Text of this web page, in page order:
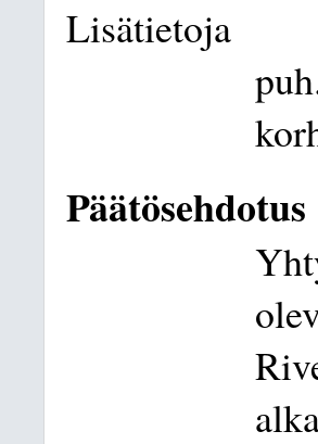
Lisätietoja
Päätösehdotus